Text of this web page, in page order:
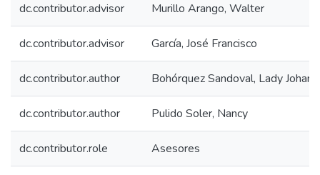
dc.contributor.advisor Murillo Arango, Walter
dc.contributor.advisor García, José Francisco
dc.contributor.author Bohórquez Sandoval, Lady
dc.contributor.author Pulido Soler, Nancy
dc.contributor.role Asesores